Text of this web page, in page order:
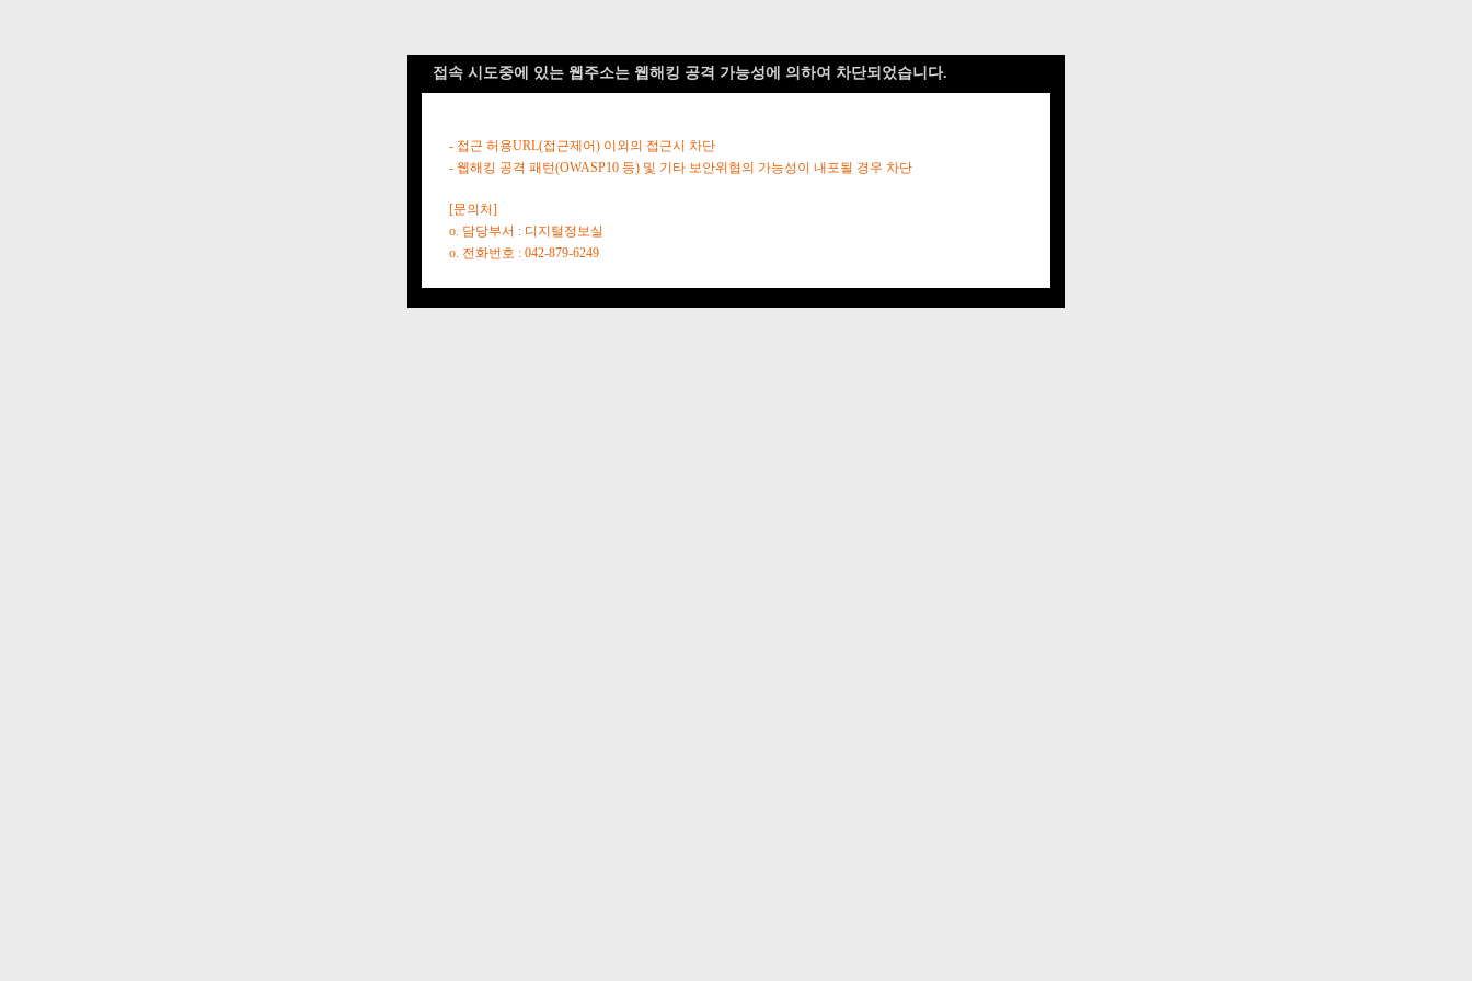
접속 시도중에 있는 웹주소는 웹해킹 공격 가능성에 의하여 차단되었습니다.
- 접근 허용URL(접근제어) 이외의 접근시 차단
- 웹해킹 공격 패턴(OWASP10 등) 및 기타 보안위협의 가능성이 내포될 경우 차단
[문의처]
o. 담당부서 : 디지털정보실
o. 전화번호 : 042-879-6249